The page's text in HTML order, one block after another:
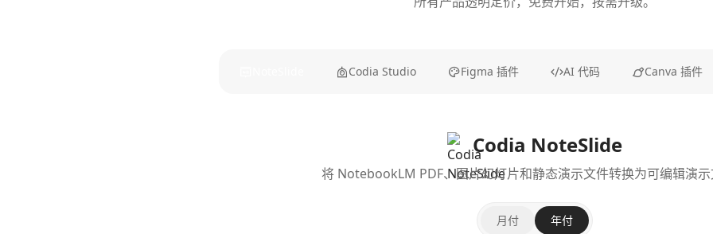
Codia Studio Figma 插件 AI 代码 Canva 插件
Codia NoteSlide
将 NotebookLM PDF、图片幻灯片和静态演示文件转换为可编辑演示
月付 年付